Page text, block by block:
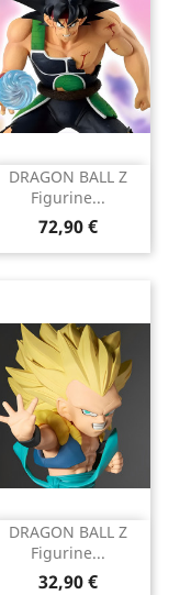
DRAGON BALL Z
Figurine...
Prix
72,90 €
DRAGON BALL Z
Figurine...
Prix
32,90 €